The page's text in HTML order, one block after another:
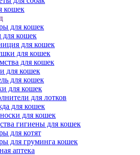
кошек
для кошек
для кошек
для кошек
для кошек
для кошек
для кошек
для кошек
для кошек
для лотков
для кошек
для кошек
гигиены для кошек
для котят
для груминга кошек
аптека